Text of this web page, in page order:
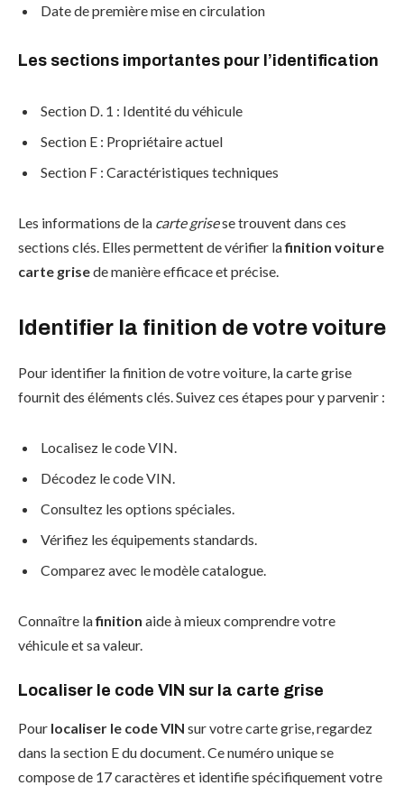
Date de première mise en circulation
Les sections importantes pour l’identification
Section D. 1 : Identité du véhicule
Section E : Propriétaire actuel
Section F : Caractéristiques techniques
Les informations de la carte grisese trouvent dans ces
sections clés. Elles permettent de vérifier lafinition voiture
carte grisede manière efficace et précise.
Identifier la finition de votre voiture
Pour identifier la finition de votre voiture, la carte grise
fournit des éléments clés. Suivez ces étapes pour y parvenir :
Localisez le code VIN.
Décodez le code VIN.
Consultez les options spéciales.
Vérifiez les équipements standards.
Comparez avec le modèle catalogue.
Connaître lafinition aide à mieux comprendre votre
véhicule et sa valeur.
Localiser le code VIN sur la carte grise
Pour localiser le code VIN sur votre carte grise, regardez
dans la section E du document. Ce numéro unique se
compose de 17 caractères et identifie spécifiquement votre